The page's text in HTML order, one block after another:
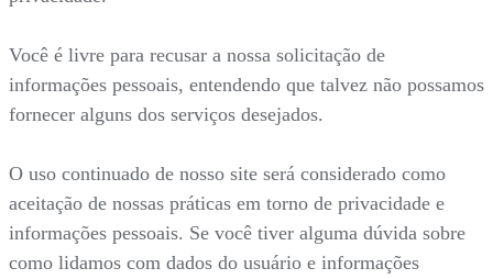
Você é livre para recusar a nossa solicitação de
informações pessoais, entendendo que talvez não possamos
fornecer alguns dos serviços desejados.
O uso continuado de nosso site será considerado como
aceitação de nossas práticas em torno de privacidade e
informações pessoais. Se você tiver alguma dúvida sobre
como lidamos com dados do usuário e informações